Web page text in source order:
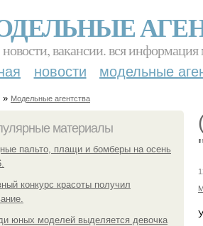
вакансии. вся
новости модельные
» Модельные агентства
материалы
пальто, плащи и бомберы на осень
конкурс красоты получил
юных моделей выделяется девочка